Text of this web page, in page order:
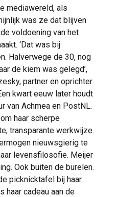
mediawereld, als
was ze dat blijven
voldoening van het
‘Dat was bij
Halverwege de 30, nog
de kiem was gelegd’,
partner en oprichter
kwart eeuw later houdt
van Achmea en PostNL.
haar scherpe
transparante werkwijze.
nieuwsgierig te
levensfilosofie. Meijer
Ook buiten de burelen.
picknicktafel bij haar
haar cadeau aan de